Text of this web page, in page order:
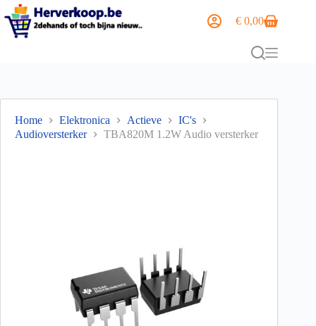
€ 0,00
Home Elektronica Actieve
IC's
Audioversterker
TBA820M 1.2W Audio versterker